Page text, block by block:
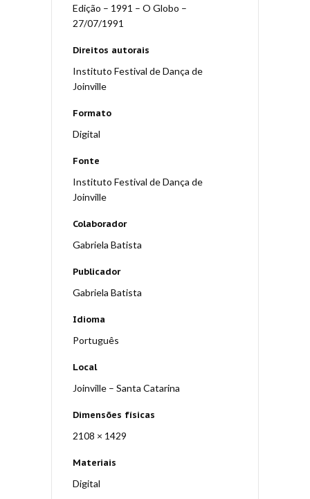
Edição – 1991 – O Globo –
27/07/1991
Direitos autorais
Instituto Festival de Dança de
Joinville
Formato
Digital
Fonte
Instituto Festival de Dança de
Joinville
Colaborador
Gabriela Batista
Publicador
Gabriela Batista
Idioma
Português
Local
Joinville – Santa Catarina
Dimensões físicas
2108 × 1429
Materiais
Digital